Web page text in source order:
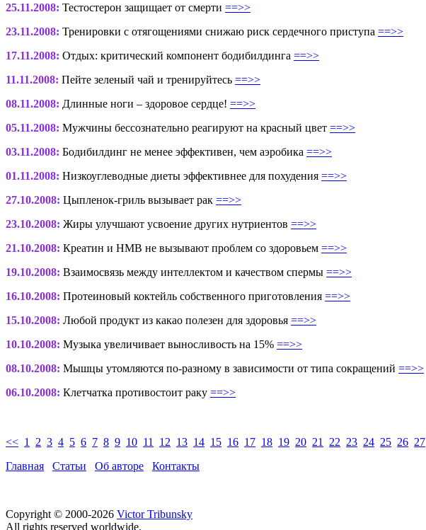
25.11.2008: Тестостерон защищает от смерти ==>>
23.11.2008: Тренировки с отягощениями снижаю риск сердечного приступа ==>>
17.11.2008: Отдых: критический компонент бодибилдинга ==>>
11.11.2008: Пейте зеленый чай и тренируйтесь ==>>
08.11.2008: Длинные ноги – здоровое сердце! ==>>
05.11.2008: Мужчины бессознательно реагируют на красный цвет ==>>
03.11.2008: Бодибилдинг не менее эффективен, чем аэробика ==>>
01.11.2008: Низкоуглеводные диеты эффективнее для похудения ==>>
27.10.2008: Цыпленок-гриль вызывает рак ==>>
23.10.2008: Жиры улучшают усвоение других нутриентов ==>>
21.10.2008: Креатин и HMB не вызывают проблем со здоровьем ==>>
19.10.2008: Взаимосвязь между интеллектом и качеством спермы ==>>
16.10.2008: Протеиновый коктейль собственного приготовления ==>>
15.10.2008: Любой продукт из какао полезен для здоровья ==>>
10.10.2008: Музыка увеличивает выносливость на 15% ==>>
08.10.2008: Мышцы утомляются по-разному в зависимости от типа сокращений ==>>
06.10.2008: Клетчатка противостоит раку ==>>
<< 1 2 3 4 5 6 7 8 9 10 11 12 13 14 15 16 17 18 19 20 21 22 23 24 25 26 27
Главная
Статьи Об авторе Контакты
Copyright © 2000-2026 Victor Tribunsky
All rights reserved worldwide.